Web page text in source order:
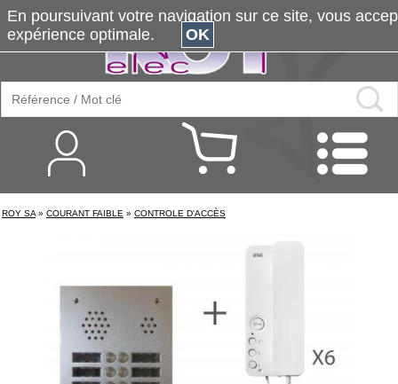
ROY SA » COURANT FAIBLE » CONTROLE D'ACCÈS
En poursuivant votre navigation sur ce site, vous
expérience optimale.
OK